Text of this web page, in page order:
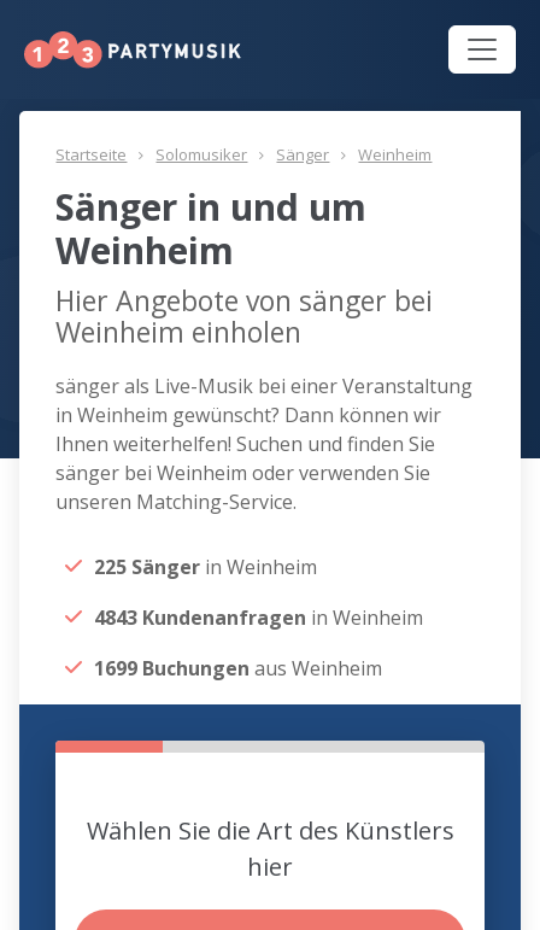
Startseite Solomusiker Sänger Weinheim
Sänger in und um
Weinheim
Hier Angebote von sänger bei
Weinheim einholen
sänger als Live-Musik bei einer Veranstaltung
in Weinheim gewünscht? Dann können wir
Ihnen weiterhelfen! Suchen und finden Sie
sänger bei Weinheim oder verwenden Sie
unseren Matching-Service.
225 Sänger in Weinheim
4843 Kundenanfragen in Weinheim
1699 Buchungen aus Weinheim
Wählen Sie die Art des Künstlers
hier